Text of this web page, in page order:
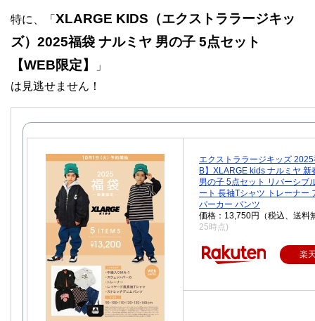
特に、「 XLARGE KIDS（エクストララージキッ
ズ）2025福袋 ナルミヤ 男の子 5点セット
【WEB限定】
」
は見逃せません！
エクストララージキッズ
B】XLARGE kids ナルミヤ 新
男の子 5点セット リバーシブ
ート 長袖Tシャツ トレーナー
パーカー パンツ
価格：13,750円（税込、送料
25時点)
楽